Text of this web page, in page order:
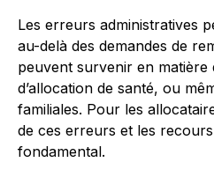
Les erreurs administratives
au-delà des demandes de
peuvent survenir en matière
d’allocation de santé, ou
familiales. Pour les
de ces erreurs et les
fondamental.